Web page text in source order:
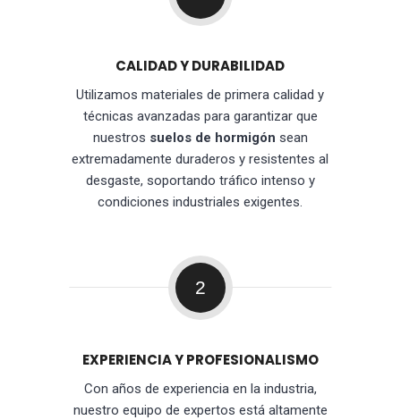
CALIDAD Y DURABILIDAD
Utilizamos materiales de primera calidad y
técnicas avanzadas para garantizar que
nuestros suelos de hormigón sean
extremadamente duraderos y resistentes al
desgaste, soportando tráfico intenso y
condiciones industriales exigentes.
2
EXPERIENCIA Y PROFESIONALISMO
Con años de experiencia en la industria,
nuestro equipo de expertos está altamente